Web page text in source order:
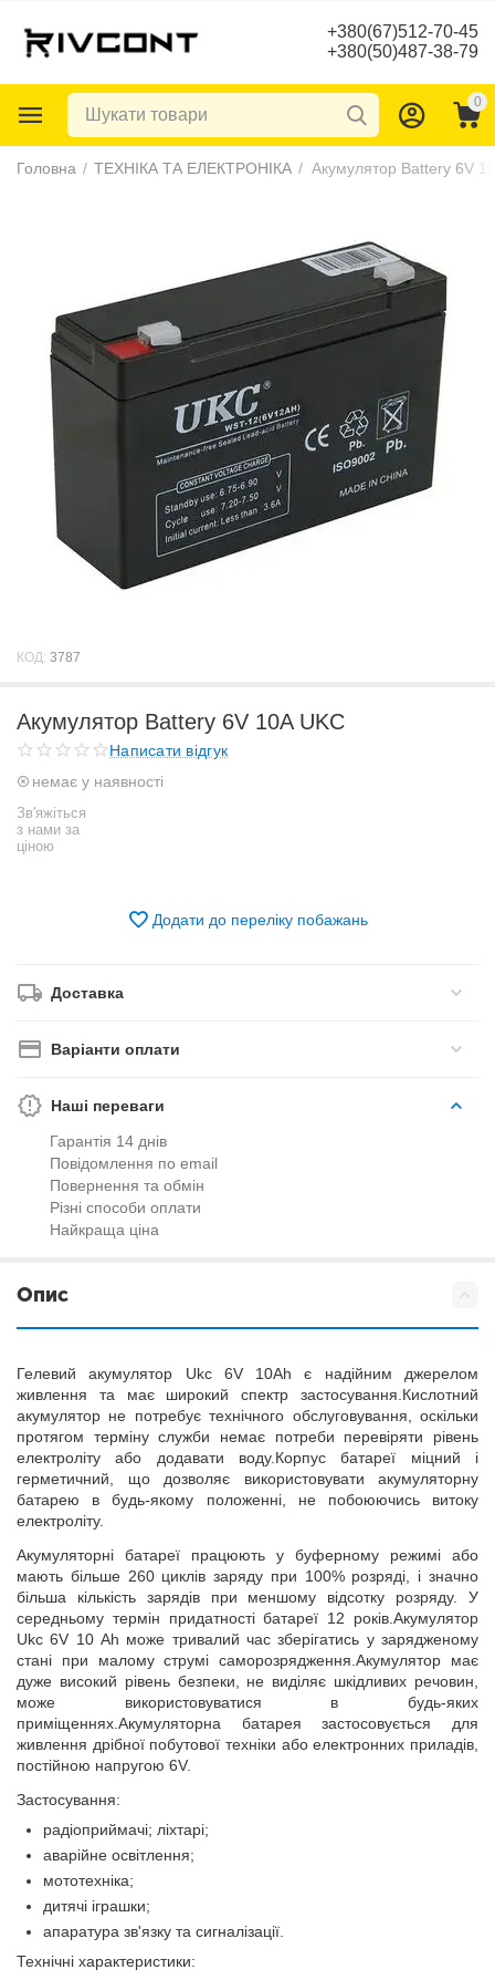
+380(67)512-70-45
+380(50)487-38-79
0
Головна / ТЕХНІКА ТА ЕЛЕКТРОНІКА / Акумулятор Battery 6V
КОД: 3787
Акумулятор Battery 6V 10A UKС
Написати відгук
немає у наявності
Зв'яжіться
з нами за
ціною
Додати до переліку побажань
Доставка
Варіанти оплати
Наші переваги
Гарантія 14 днів
Повідомлення по email
Повернення та обмін
Різні способи оплати
Найкраща ціна
Опис
Гелевий акумулятор Ukc 6V 10Ah є надійним джерелом
живлення та має широкий спектр застосування.Кислотний
акумулятор не потребує технічного обслуговування, оскільки
протягом терміну служби немає потреби перевіряти рівень
електроліту або додавати воду.Корпус батареї міцний і
герметичний, що дозволяє використовувати акумуляторну
батарею в будь-якому положенні, не побоюючись витоку
електроліту.
Акумуляторні батареї працюють у буферному режимі або
мають більше 260 циклів заряду при 100% розряді, і значно
більша кількість зарядів при меншому відсотку розряду. У
середньому термін придатності батареї 12 років.Акумулятор
Ukc 6V 10 Аh може тривалий час зберігатись у зарядженому
стані при малому струмі саморозрядження.Акумулятор має
дуже високий рівень безпеки, не виділяє шкідливих речовин,
може використовуватися в будь-яких
приміщеннях.Акумуляторна батарея застосовується для
живлення дрібної побутової техніки або електронних приладів,
постійною напругою 6V.
Застосування:
радіоприймачі; ліхтарі;
аварійне освітлення;
мототехніка;
дитячі іграшки;
апаратура зв'язку та сигналізації.
Технічні характеристики: